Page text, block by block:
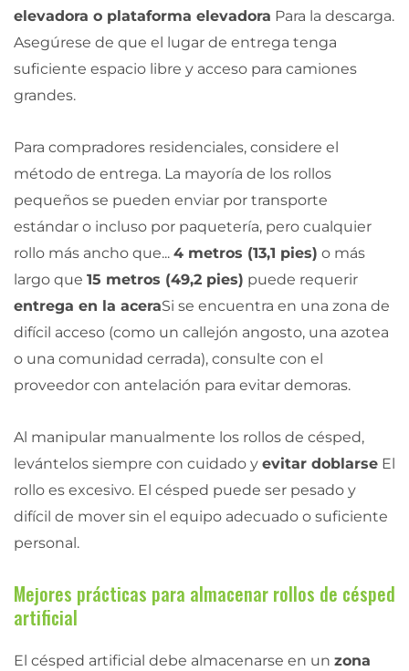
elevadora o plataforma elevadora Para la descarga.
Asegúrese de que el lugar de entrega tenga
suficiente espacio libre y acceso para camiones
grandes.
Para compradores residenciales, considere el
método de entrega. La mayoría de los rollos
pequeños se pueden enviar por transporte
estándar o incluso por paquetería, pero cualquier
rollo más ancho que... 4 metros (13,1 pies) o más
largo que 15 metros (49,2 pies) puede requerir
entrega en la aceraSi se encuentra en una zona de
difícil acceso (como un callejón angosto, una azotea
o una comunidad cerrada), consulte con el
proveedor con antelación para evitar demoras.
Al manipular manualmente los rollos de césped,
levántelos siempre con cuidado y evitar doblarse El
rollo es excesivo. El césped puede ser pesado y
difícil de mover sin el equipo adecuado o suficiente
personal.
Mejores prácticas para almacenar rollos de césped
artificial
El césped artificial debe almacenarse en un zona